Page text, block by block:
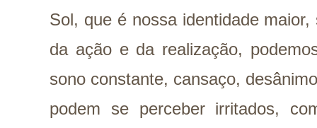
Sol, que é nossa identidade
da ação e da realização,
sono constante, cansaço,
podem se perceber irritados,